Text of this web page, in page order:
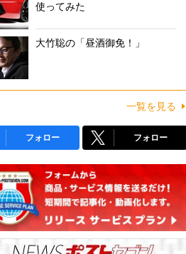
使ってみた
大竹聡の「昼酒御免！」
一覧を見る
フォロー フォロー